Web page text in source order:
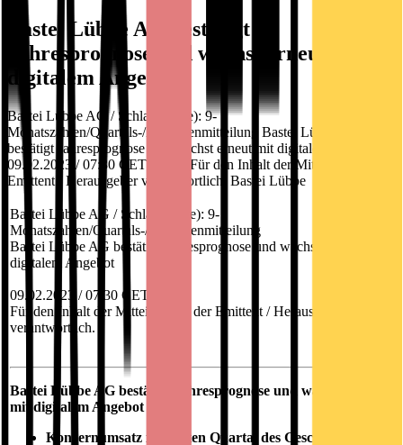
Bastei Lübbe AG bestätigt
Jahresprognose und wächst erneut mit
digitalem Angebot
Bastei Lübbe AG / Schlagwort(e): 9-
Monatszahlen/Quartals-/Zwischenmitteilung Bastei Lübbe AG
bestätigt Jahresprognose und wächst erneut mit digitalem Angebot
09.02.2023 / 07:30 CET/CEST Für den Inhalt der Mitteilung ist der
Emittent / Herausgeber verantwortlich. Bastei Lübbe
Bastei Lübbe AG / Schlagwort(e): 9-
Monatszahlen/Quartals-/Zwischenmitteilung
Bastei Lübbe AG bestätigt Jahresprognose und wächst erneut mit
digitalem Angebot
09.02.2023 / 07:30 CET/CEST
Für den Inhalt der Mitteilung ist der Emittent / Herausgeber
verantwortlich.
Bastei Lübbe AG bestätigt Jahresprognose und wächst erneut
mit digitalem Angebot
Konzernumsatz im dritten Quartal des Geschäftsjahres